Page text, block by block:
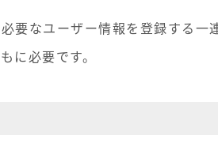
要なユーザー情報を登録する一
に必要です。